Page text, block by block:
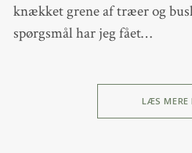
knækket grene af træer og
spørgsmål har jeg fået…
LÆS MERE